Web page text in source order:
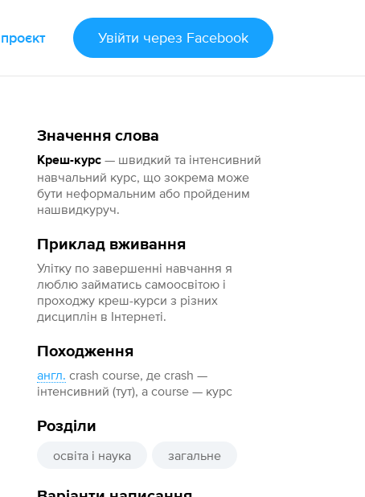
Увійти через Facebook
Значення слова
Креш-курс — швидкий та інтенсивний
навчальний курс, що зокрема може
бути неформальним або пройденим
нашвидкуруч.
Приклад вживання
Улітку по завершенні навчання я
люблю займатись самоосвітою і
проходжу креш-курси з різних
дисциплін в Інтернеті.
Походження
англ. crash course, де crash —
інтенсивний (тут), а course — курс
Розділи
освіта і наука загальне